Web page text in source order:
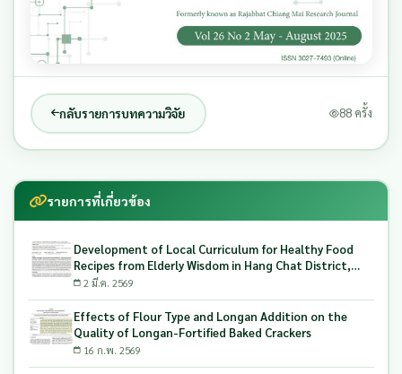
กลับรายการบทความวิจัย 88 ครั้ง
รายการที่เกี่ยวข้อง
Development of Local Curriculum for Healthy Food
Recipes from Elderly Wisdom in Hang Chat District,
Lampang Province Northern of Thailand
2 มี.ค. 2569
Effects of Flour Type and Longan Addition on the
Quality of Longan-Fortified Baked Crackers
16 ก.พ. 2569